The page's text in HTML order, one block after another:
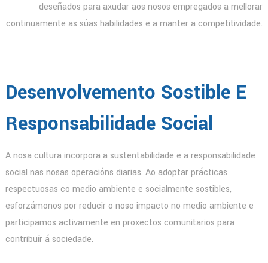
deseñados para axudar aos nosos empregados a mellorar
continuamente as súas habilidades e a manter a competitividade.
Desenvolvemento Sostible E
Responsabilidade Social
A nosa cultura incorpora a sustentabilidade e a responsabilidade
social nas nosas operacións diarias. Ao adoptar prácticas
respectuosas co medio ambiente e socialmente sostibles,
esforzámonos por reducir o noso impacto no medio ambiente e
participamos activamente en proxectos comunitarios para
contribuír á sociedade.